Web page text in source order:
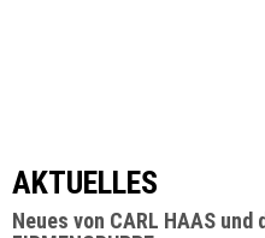
AKTUELLES
Neues von CARL HAAS und